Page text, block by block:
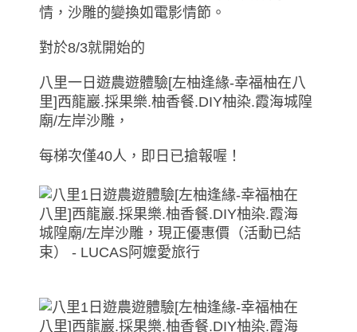
情，沙雕的變換如電影情節。
對於8/3就開始的
八里一日遊農遊體驗[左柚逢緣-幸福柚在八
里]西龍巖.採果樂.柚香餐.DIY柚染.霞海城隍
廟/左岸沙雕，
每梯次僅40人，即日已搶報喔！